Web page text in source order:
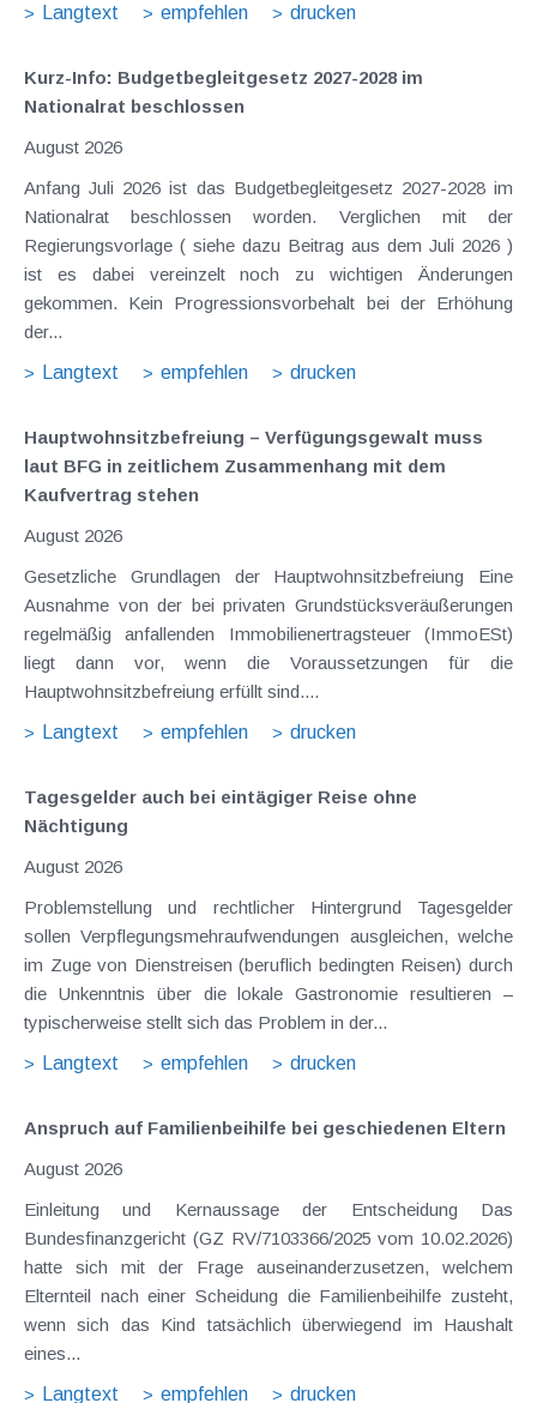
Langtext
empfehlen drucken
Kurz-Info: Budgetbegleitgesetz 2027-2028 im
Nationalrat beschlossen
August 2026
Anfang Juli 2026 ist das Budgetbegleitgesetz 2027-2028 im
Nationalrat beschlossen worden. Verglichen mit der
Regierungsvorlage ( siehe dazu Beitrag aus dem Juli 2026 )
ist es dabei vereinzelt noch zu wichtigen Änderungen
gekommen. Kein Progressionsvorbehalt bei der Erhöhung
der...
Langtext
empfehlen drucken
Hauptwohnsitz​­befreiung – Verfügungsgewalt muss
laut BFG in zeitlichem Zusammenhang mit dem
Kaufvertrag stehen
August 2026
Gesetzliche Grundlagen der Hauptwohnsitzbefreiung Eine
Ausnahme von der bei privaten Grundstücksveräußerungen
regelmäßig anfallenden Immobilienertragsteuer (ImmoESt)
liegt dann vor, wenn die Voraussetzungen für die
Hauptwohnsitzbefreiung erfüllt sind....
Langtext
empfehlen drucken
Tagesgelder auch bei eintägiger Reise ohne
Nächtigung
August 2026
Problemstellung und rechtlicher Hintergrund Tagesgelder
sollen Verpflegungsmehraufwendungen ausgleichen, welche
im Zuge von Dienstreisen (beruflich bedingten Reisen) durch
die Unkenntnis über die lokale Gastronomie resultieren –
typischerweise stellt sich das Problem in der...
Langtext
empfehlen drucken
Anspruch auf Familienbeihilfe bei geschiedenen Eltern
August 2026
Einleitung und Kernaussage der Entscheidung Das
Bundesfinanzgericht (GZ RV/7103366/2025 vom 10.02.2026)
hatte sich mit der Frage auseinanderzusetzen, welchem
Elternteil nach einer Scheidung die Familienbeihilfe zusteht,
wenn sich das Kind tatsächlich überwiegend im Haushalt
eines...
Langtext
empfehlen drucken